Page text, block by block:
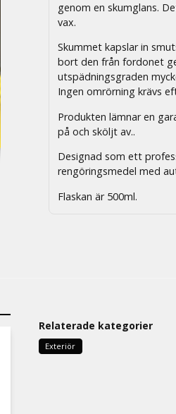
genom en skumglans.
vax.
Skummet kapslar in
bort den från fordonet
utspädningsgraden
Ingen omrörning krävs
Produkten lämnar en
på och sköljt av..
Designad som ett
rengöringsmedel med
Flaskan är 500ml.
Relaterade kategorier
Exteriör